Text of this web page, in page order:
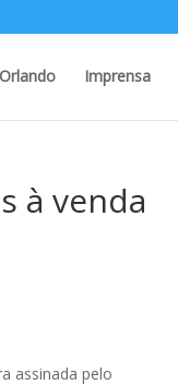
Orlando Imprensa
à venda
assinada pelo